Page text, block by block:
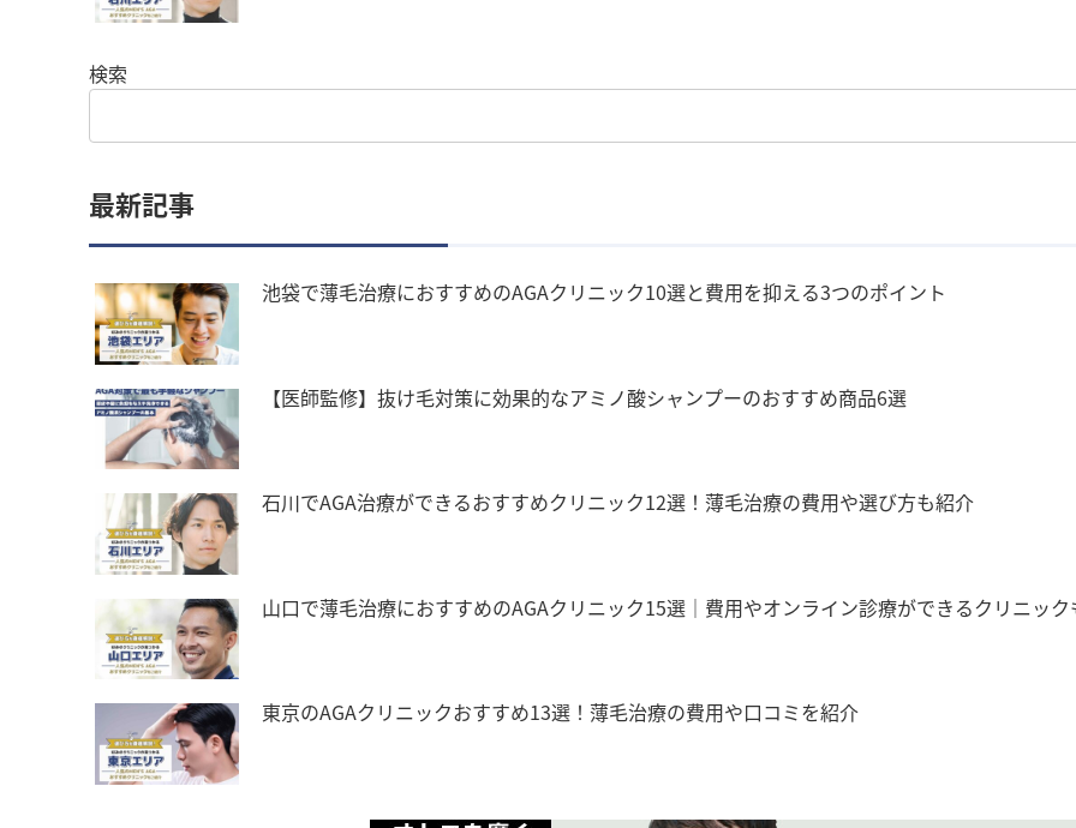
検索
最新記事
池袋で薄毛治療におすすめのAGAクリニック10選と費用を抑える3つのポイント
【医師監修】抜け毛対策に効果的なアミノ酸シャンプーのおすすめ商品6選
石川でAGA治療ができるおすすめクリニック12選！薄毛治療の費用や選び方も紹介
山口で薄毛治療におすすめのAGAクリニック15選｜費用やオンライン診療ができるクリニッ
東京のAGAクリニックおすすめ13選！薄毛治療の費用や口コミを紹介